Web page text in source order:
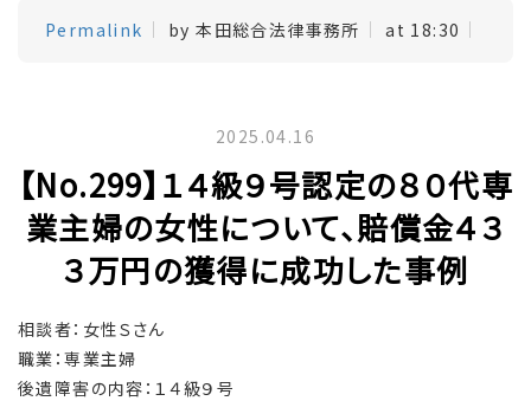
Permalink by 本田総合法律事務所 at 18:30
2025.04.16
【No.299】１４級９号認定の８０代専
業主婦の女性について、賠償金４３
３万円の獲得に成功した事例
相談者：女性Ｓさん
職業：専業主婦
後遺障害の内容：１４級９号